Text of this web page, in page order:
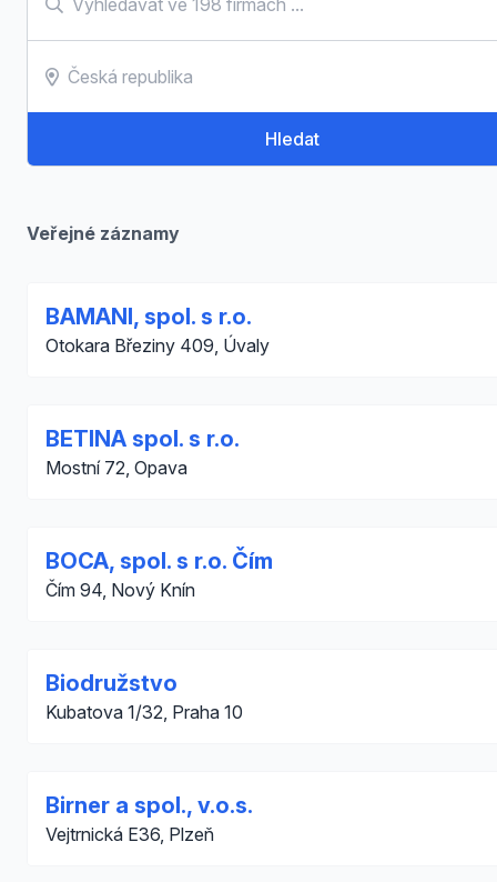
Hledat
Veřejné záznamy
BAMANI, spol. s r.o.
Otokara Březiny 409, Úvaly
BETINA spol. s r.o.
Mostní 72, Opava
BOCA, spol. s r.o. Čím
Čím 94, Nový Knín
Biodružstvo
Kubatova 1/32, Praha 10
Birner a spol., v.o.s.
Vejtrnická E36, Plzeň